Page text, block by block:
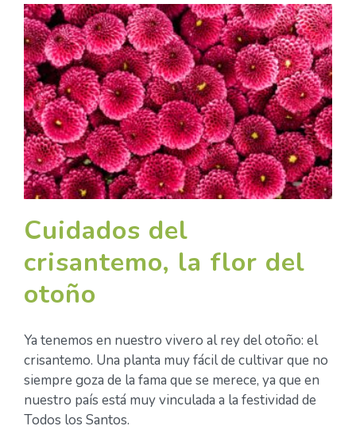
Cuidados del
crisantemo, la flor del
otoño
Ya tenemos en nuestro vivero al rey del otoño: el
crisantemo. Una planta muy fácil de cultivar que no
siempre goza de la fama que se merece, ya que en
nuestro país está muy vinculada a la festividad de
Todos los Santos.